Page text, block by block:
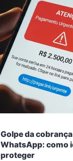
Golpe da
WhatsApp: como
proteger